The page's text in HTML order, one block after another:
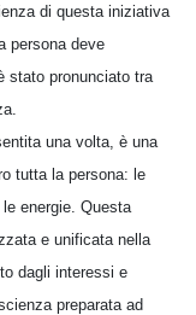
di questa iniziativa
persona deve
stato pronunciato tra
una volta, è una
tutta la persona: le
energie. Questa
e unificata nella
dagli interessi e
preparata ad